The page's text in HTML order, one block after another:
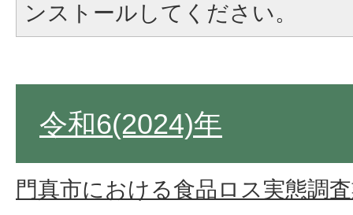
ンストールしてください。
令和6(2024)年
門真市における食品ロス実態調